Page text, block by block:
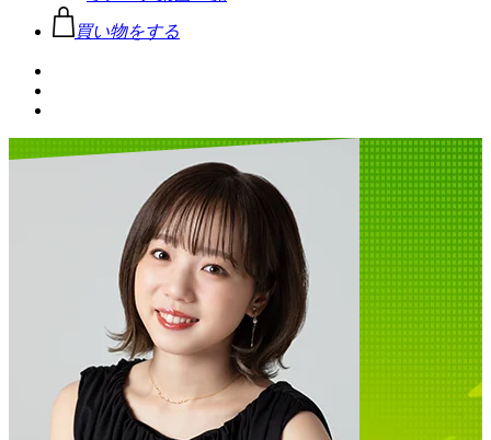
買い物をする